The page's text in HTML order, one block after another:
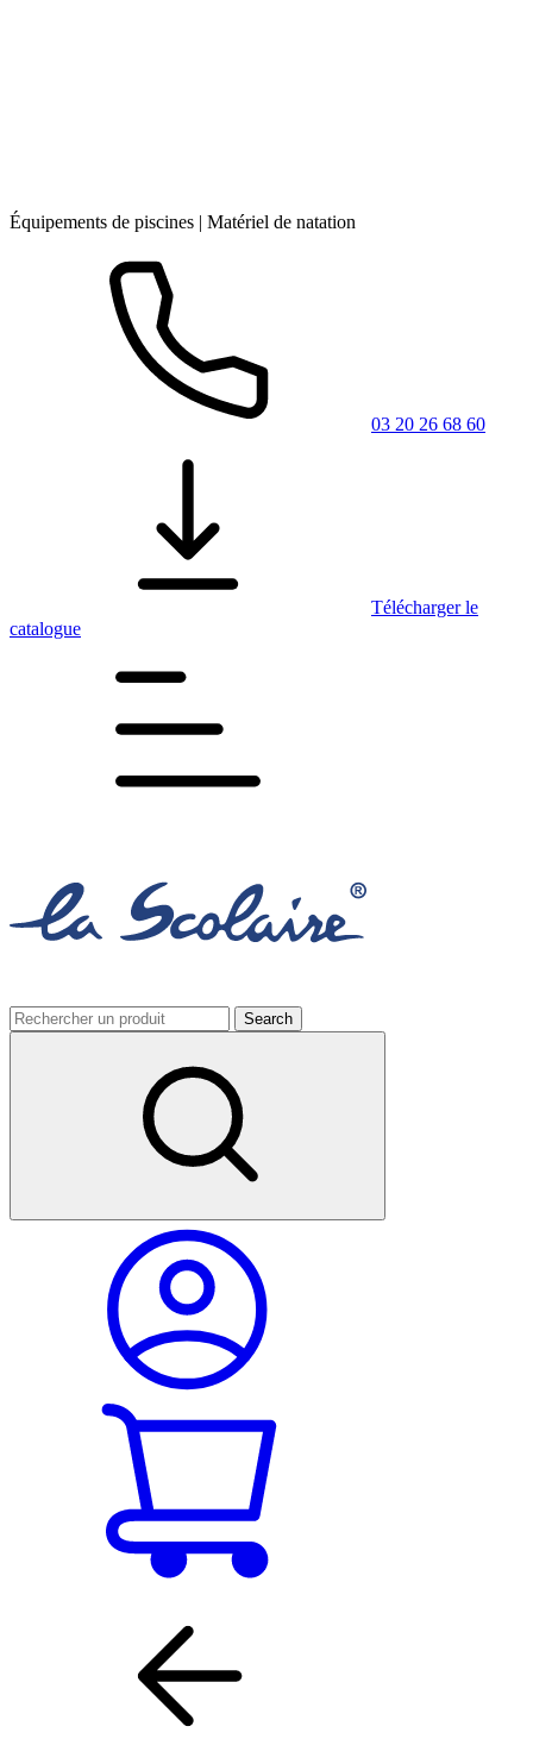
Équipements de piscines | Matériel de natation
03 20 26 68 60
Télécharger le
catalogue